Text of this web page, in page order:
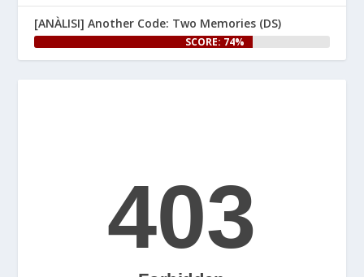
👉
www.nintenhype.cat/2026/06/25/
e...
2
Nintenhype.Cat @nintenhype.cat
[ANÀLISI] Another Code: Two Memories (DS)
SCORE: 74%